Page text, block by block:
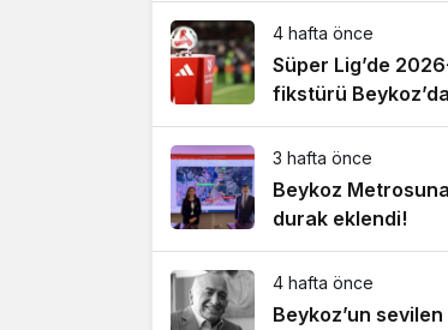
4 hafta önce
Süper Lig’de
fikstürü
3 hafta önce
Beykoz
durak eklendi!
4 hafta önce
Beykoz’un